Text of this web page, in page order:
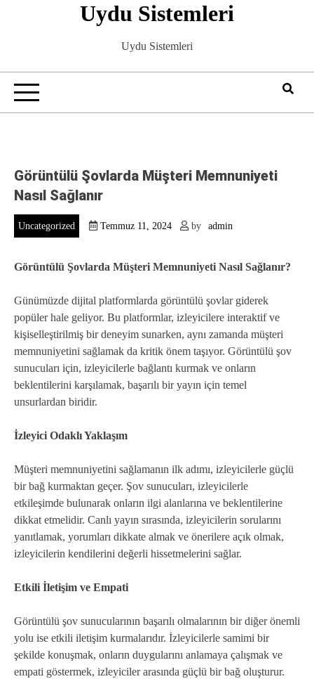
Uydu Sistemleri
Uydu Sistemleri
Görüntülü Şovlarda Müşteri Memnuniyeti
Nasıl Sağlanır
Uncategorized Temmuz 11, 2024 by admin
Görüntülü Şovlarda Müşteri Memnuniyeti Nasıl Sağlanır?
Günümüzde dijital platformlarda görüntülü şovlar giderek
popüler hale geliyor. Bu platformlar, izleyicilere interaktif ve
kişiselleştirilmiş bir deneyim sunarken, aynı zamanda müşteri
memnuniyetini sağlamak da kritik önem taşıyor. Görüntülü şov
sunucuları için, izleyicilerle bağlantı kurmak ve onların
beklentilerini karşılamak, başarılı bir yayın için temel
unsurlardan biridir.
İzleyici Odaklı Yaklaşım
Müşteri memnuniyetini sağlamanın ilk adımı, izleyicilerle güçlü
bir bağ kurmaktan geçer. Şov sunucuları, izleyicilerle
etkileşimde bulunarak onların ilgi alanlarına ve beklentilerine
dikkat etmelidir. Canlı yayın sırasında, izleyicilerin sorularını
yanıtlamak, yorumları dikkate almak ve önerilere açık olmak,
izleyicilerin kendilerini değerli hissetmelerini sağlar.
Etkili İletişim ve Empati
Görüntülü şov sunucularının başarılı olmalarının bir diğer önemli
yolu ise etkili iletişim kurmalarıdır. İzleyicilerle samimi bir
şekilde konuşmak, onların duygularını anlamaya çalışmak ve
empati göstermek, izleyiciler arasında güçlü bir bağ oluşturur.